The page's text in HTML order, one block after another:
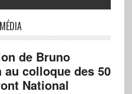
de Bruno
colloque des 50
National